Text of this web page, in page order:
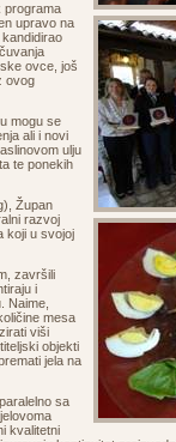
programa
upravo na
ovce, još
ovog
mogu se
ali i novi
ulju
te ponekih
Župan
razvoj
koji u svojoj
završili
i
Naime,
mesa
viši
objekti
jela na
sa
kvalitetni